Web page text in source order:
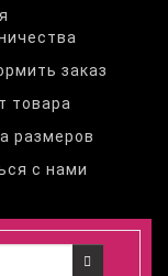
заказ
товара
размеров
с нами